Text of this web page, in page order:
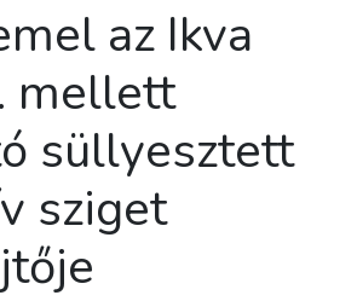
az Ikva
mellett
süllyesztett
sziget